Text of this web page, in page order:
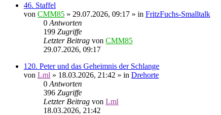
46. Staffel
von CMM85 » 29.07.2026, 09:17 » in FritzFuchs-Smalltalk
0 Antworten
199 Zugriffe
Letzter Beitrag von CMM85
29.07.2026, 09:17
120. Peter und das Geheimnis der Schlange
von Lml » 18.03.2026, 21:42 » in Drehorte
0 Antworten
396 Zugriffe
Letzter Beitrag von Lml
18.03.2026, 21:42